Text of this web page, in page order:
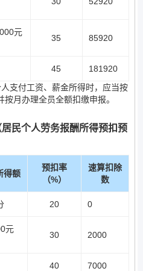
元
35 85920
45
181920
支付工资、薪金所得时，应当按
月办理全员全额扣缴申报。
民个人劳务报酬所得预扣预
得额
预扣率
（%）
速算扣除
数
20 0
元
30 2000
40
7000